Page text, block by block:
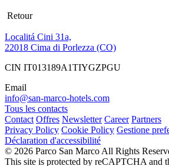
Retour
Localitá Cini 31a,
22018 Cima di Porlezza (CO)
CIN IT013189A1TIYGZPGU
Email
info@san-marco-hotels.com
Tous les contacts
Contact Offres Newsletter Career Partners
Privacy Policy Cookie Policy Gestione
Déclaration d'accessibilité
© 2026 Parco San Marco All Rights
This site is protected by reCAPTCHA and